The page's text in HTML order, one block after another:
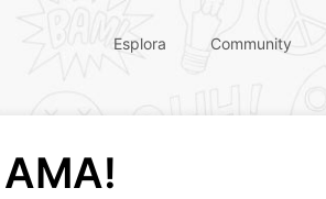
Esplora Community